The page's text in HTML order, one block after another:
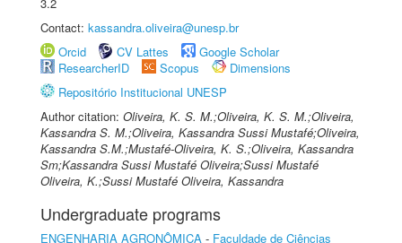
Contact: kassandra.oliveira@unesp.br
Orcid
CV Lattes
Google Scholar
ResearcherID
Scopus
Dimensions
Repositório Institucional UNESP
Author citation: Oliveira, K. S. M.;Oliveira, K. S. M.;Oliveira,
Kassandra S. M.;Oliveira, Kassandra Sussi Mustafé;Oliveira,
Kassandra S.M.;Mustafé-Oliveira, K. S.;Oliveira, Kassandra
Sm;Kassandra Sussi Mustafé Oliveira;Sussi Mustafé
Oliveira, K.;Sussi Mustafé Oliveira, Kassandra
Undergraduate programs
ENGENHARIA AGRONÔMICA - Faculdade de Ciências